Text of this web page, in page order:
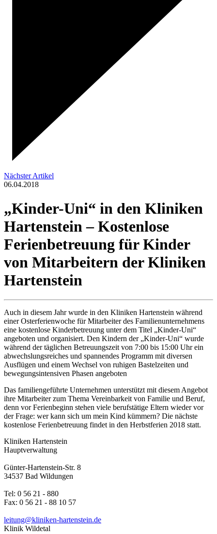
Nächster Artikel
06.04.2018
„Kinder-Uni“ in den Kliniken
Hartenstein – Kostenlose
Ferienbetreuung für Kinder
von Mitarbeitern der Kliniken
Hartenstein
Auch in diesem Jahr wurde in den Kliniken Hartenstein während
einer Osterferienwoche für Mitarbeiter des Familienunternehmens
eine kostenlose Kinderbetreuung unter dem Titel „Kinder-Uni“
angeboten und organisiert. Den Kindern der „Kinder-Uni“ wurde
während der täglichen Betreuungszeit von 7:00 bis 15:00 Uhr ein
abwechslungsreiches und spannendes Programm mit diversen
Ausflügen und einem Wechsel von ruhigen Bastelzeiten und
bewegungsintensiven Phasen angeboten
Das familiengeführte Unternehmen unterstützt mit diesem Angebot
ihre Mitarbeiter zum Thema Vereinbarkeit von Familie und Beruf,
denn vor Ferienbeginn stehen viele berufstätige Eltern wieder vor
der Frage: wer kann sich um mein Kind kümmern? Die nächste
kostenlose Ferienbetreuung findet in den Herbstferien 2018 statt.
Kliniken Hartenstein
Hauptverwaltung
Günter-Hartenstein-Str. 8
34537 Bad Wildungen
Tel: 0 56 21 - 880
Fax: 0 56 21 - 88 10 57
leitung@kliniken-hartenstein.de
Klinik Wildetal